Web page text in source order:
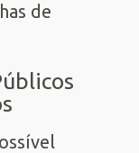
de